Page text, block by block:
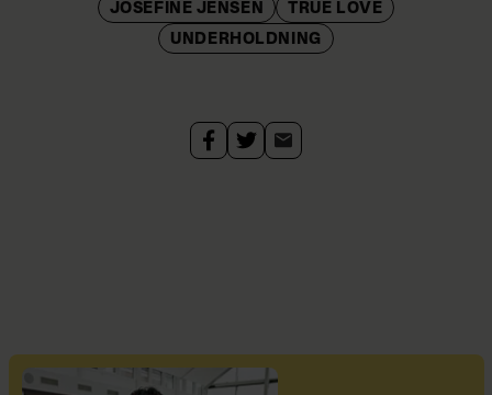
JOSEFINE JENSEN
TRUE LOVE
UNDERHOLDNING